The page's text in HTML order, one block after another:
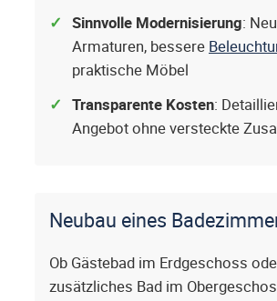
Sinnvolle Modernisierung:
Armaturen, bessere
praktische Möbel
Transparente Kosten:
Angebot ohne versteckte
Neubau eines
Ob Gästebad im Erdgeschoss
zusätzliches Bad im